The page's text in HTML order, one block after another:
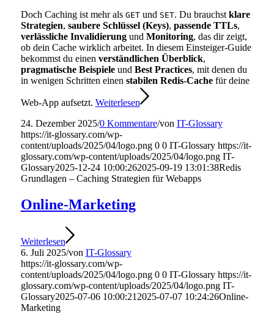
Doch Caching ist mehr als GETund SET. Du brauchst klare
Strategien, saubere Schlüssel (Keys), passende TTLs,
verlässliche Invalidierungund Monitoring, das dir zeigt,
ob dein Cache wirklich arbeitet. In diesem Einsteiger-Guide
bekommst du einen verständlichen Überblick,
pragmatische Beispieleund Best Practices, mit denen du
in wenigen Schritten einen stabilen Redis-Cachefür deine
Web-App aufsetzt. Weiterlesen
24. Dezember 2025/0 Kommentare/von IT-Glossary
https://it-glossary.com/wp-
content/uploads/2025/04/logo.png 0 0 IT-Glossary https://it-
glossary.com/wp-content/uploads/2025/04/logo.png IT-
Glossary2025-12-24 10:00:262025-09-19 13:01:38Redis
Grundlagen – Caching Strategien für Webapps
Online-Marketing
Weiterlesen
6. Juli 2025/von IT-Glossary
https://it-glossary.com/wp-
content/uploads/2025/04/logo.png 0 0 IT-Glossary https://it-
glossary.com/wp-content/uploads/2025/04/logo.png IT-
Glossary2025-07-06 10:00:21 2025-07-07 10:24:26Online-
Marketing